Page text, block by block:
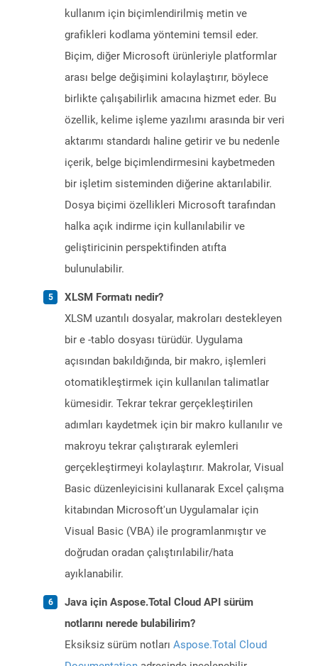
kullanım için biçimlendirilmiş metin ve
grafikleri kodlama yöntemini temsil eder.
Biçim, diğer Microsoft ürünleriyle platformlar
arası belge değişimini kolaylaştırır, böylece
birlikte çalışabilirlik amacına hizmet eder. Bu
özellik, kelime işleme yazılımı arasında bir veri
aktarımı standardı haline getirir ve bu nedenle
içerik, belge biçimlendirmesini kaybetmeden
bir işletim sisteminden diğerine aktarılabilir.
Dosya biçimi özellikleri Microsoft tarafından
halka açık indirme için kullanılabilir ve
geliştiricinin perspektifinden atıfta
bulunulabilir.
XLSM Formatı nedir?
XLSM uzantılı dosyalar, makroları destekleyen
bir e -tablo dosyası türüdür. Uygulama
açısından bakıldığında, bir makro, işlemleri
otomatikleştirmek için kullanılan talimatlar
kümesidir. Tekrar tekrar gerçekleştirilen
adımları kaydetmek için bir makro kullanılır ve
makroyu tekrar çalıştırarak eylemleri
gerçekleştirmeyi kolaylaştırır. Makrolar, Visual
Basic düzenleyicisini kullanarak Excel çalışma
kitabından Microsoft'un Uygulamalar için
Visual Basic (VBA) ile programlanmıştır ve
doğrudan oradan çalıştırılabilir/hata
ayıklanabilir.
Java için Aspose.Total Cloud API sürüm
notlarını nerede bulabilirim?
Eksiksiz sürüm notları Aspose.Total Cloud